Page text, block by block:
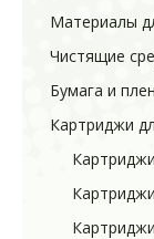
Материалы
Чистящие
Бумага и
Картриджи